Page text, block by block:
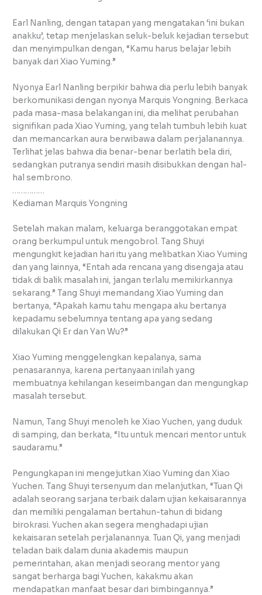
Earl Nanling, dengan tatapan yang mengatakan ‘ini bukan
anakku’, tetap menjelaskan seluk-beluk kejadian tersebut
dan menyimpulkan dengan, “Kamu harus belajar lebih
banyak dari Xiao Yuming.”
Nyonya Earl Nanling berpikir bahwa dia perlu lebih banyak
berkomunikasi dengan nyonya Marquis Yongning. Berkaca
pada masa-masa belakangan ini, dia melihat perubahan
signifikan pada Xiao Yuming, yang telah tumbuh lebih kuat
dan memancarkan aura berwibawa dalam perjalanannya.
Terlihat jelas bahwa dia benar-benar berlatih bela diri,
sedangkan putranya sendiri masih disibukkan dengan hal-
hal sembrono.
……………
Kediaman Marquis Yongning
Setelah makan malam, keluarga beranggotakan empat
orang berkumpul untuk mengobrol. Tang Shuyi
mengungkit kejadian hari itu yang melibatkan Xiao Yuming
dan yang lainnya, “Entah ada rencana yang disengaja atau
tidak di balik masalah ini, jangan terlalu memikirkannya
sekarang.” Tang Shuyi memandang Xiao Yuming dan
bertanya, “Apakah kamu tahu mengapa aku bertanya
kepadamu sebelumnya tentang apa yang sedang
dilakukan Qi Er dan Yan Wu?”
Xiao Yuming menggelengkan kepalanya, sama
penasarannya, karena pertanyaan inilah yang
membuatnya kehilangan keseimbangan dan mengungkap
masalah tersebut.
Namun, Tang Shuyi menoleh ke Xiao Yuchen, yang duduk
di samping, dan berkata, “Itu untuk mencari mentor untuk
saudaramu.”
Pengungkapan ini mengejutkan Xiao Yuming dan Xiao
Yuchen. Tang Shuyi tersenyum dan melanjutkan, “Tuan Qi
adalah seorang sarjana terbaik dalam ujian kekaisarannya
dan memiliki pengalaman bertahun-tahun di bidang
birokrasi. Yuchen akan segera menghadapi ujian
kekaisaran setelah perjalanannya. Tuan Qi, yang menjadi
teladan baik dalam dunia akademis maupun
pemerintahan, akan menjadi seorang mentor yang
sangat berharga bagi Yuchen, kakakmu akan
mendapatkan manfaat besar dari bimbingannya.”